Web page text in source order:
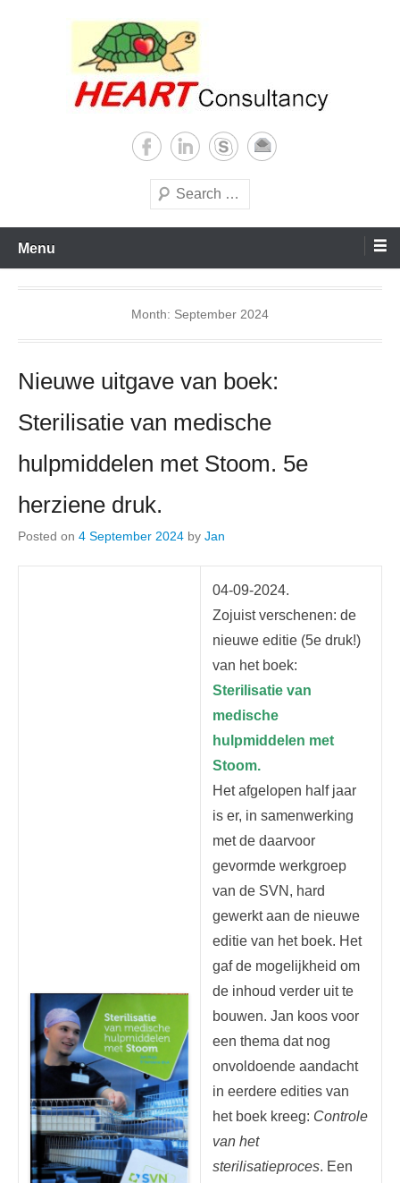
Sterilization of medical
supplies
world
Search
Menu
Month: September 2024
Nieuwe uitgave van boek:
Sterilisatie van medische
hulpmiddelen met Stoom. 5e
herziene druk.
Posted on 4 September 2024 by Jan
04-09-2024.
Zojuist verschenen: de
nieuwe editie (5e druk!)
van het boek:
Sterilisatie van
medische
hulpmiddelen met
Stoom.
Het afgelopen half jaar
is er, in samenwerking
met de daarvoor
gevormde werkgroep
van de SVN, hard
gewerkt aan de nieuwe
editie van het boek. Het
gaf de mogelijkheid om
de inhoud verder uit te
bouwen. Jan koos voor
een thema dat nog
onvoldoende aandacht
in eerdere edities van
het boek kreeg: Controle
van het
sterilisatieproces. Een